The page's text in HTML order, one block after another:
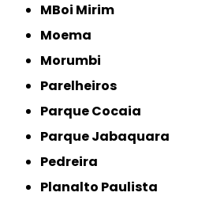
MBoi Mirim
Moema
Morumbi
Parelheiros
Parque Cocaia
Parque Jabaquara
Pedreira
Planalto Paulista